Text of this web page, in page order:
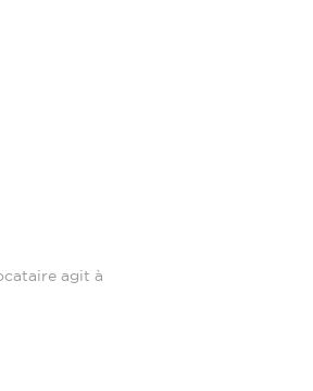
agit à